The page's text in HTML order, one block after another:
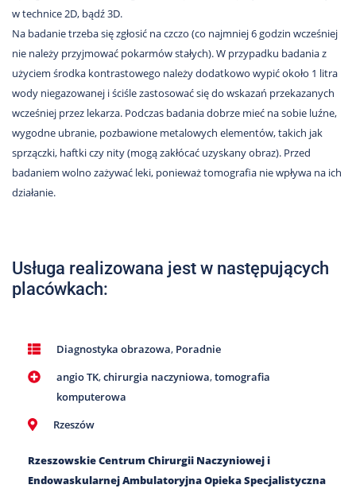
w technice 2D, bądź 3D.
Na badanie trzeba się zgłosić na czczo (co najmniej 6 godzin wcześniej
nie należy przyjmować pokarmów stałych). W przypadku badania z
użyciem środka kontrastowego należy dodatkowo wypić około 1 litra
wody niegazowanej i ściśle zastosować się do wskazań przekazanych
wcześniej przez lekarza. Podczas badania dobrze mieć na sobie luźne,
wygodne ubranie, pozbawione metalowych elementów, takich jak
sprzączki, haftki czy nity (mogą zakłócać uzyskany obraz). Przed
badaniem wolno zażywać leki, ponieważ tomografia nie wpływa na ich
działanie.
Usługa realizowana jest w następujących
placówkach:
Diagnostyka obrazowa, Poradnie
angio TK,chirurgia naczyniowa,tomografia
komputerowa
Rzeszów
Rzeszowskie Centrum Chirurgii Naczyniowej i
Endowaskularnej Ambulatoryjna Opieka Specjalistyczna